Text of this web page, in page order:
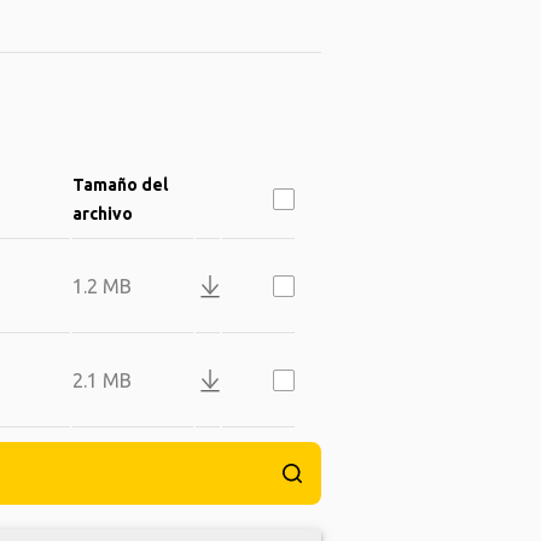
Tamaño del
archivo
1.2 MB
2.1 MB